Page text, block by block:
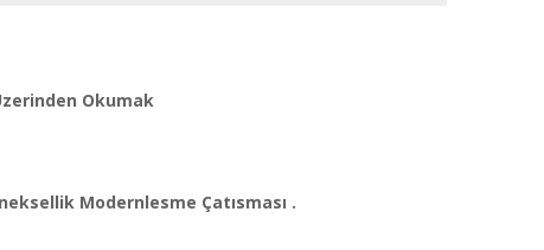
Okumak
Modernlesme Çatısması .